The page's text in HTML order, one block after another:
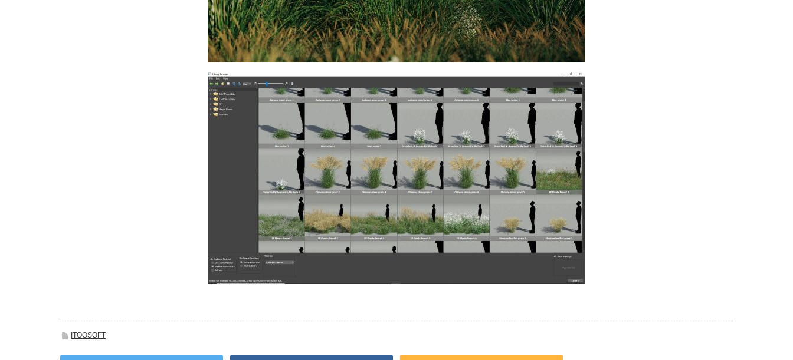
ITOOSOFT